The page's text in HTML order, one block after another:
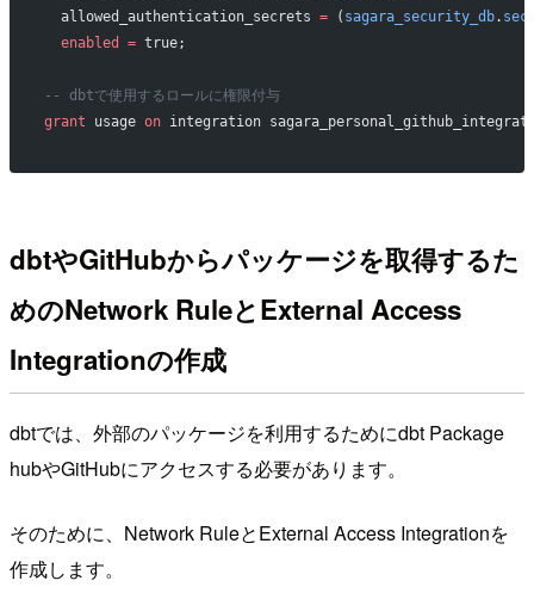
  allowed_authentication_secrets
= ( sagara_security_db.
  enabled
= true;
-- dbtで使用するロールに権限付与
grant usage on integration
dbtやGitHubからパッケージを取得するた
めのNetwork RuleとExternal Access
Integrationの作成
dbtでは、外部のパッケージを利用するためにdbt Package
hubやGitHubにアクセスする必要があります。
そのために、Network RuleとExternal Access Integrationを
作成します。